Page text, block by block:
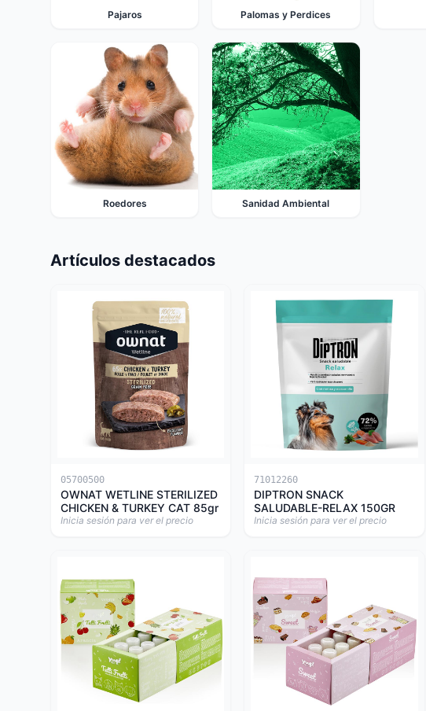
Pajaros Palomas y Perdices
Roedores Sanidad Ambiental
Artículos destacados
05700500
OWNAT WETLINE STERILIZED
CHICKEN & TURKEY CAT 85gr
Inicia sesión para ver el precio
71012260
DIPTRON SNACK
SALUDABLE-RELAX 150GR
Inicia sesión para ver el precio